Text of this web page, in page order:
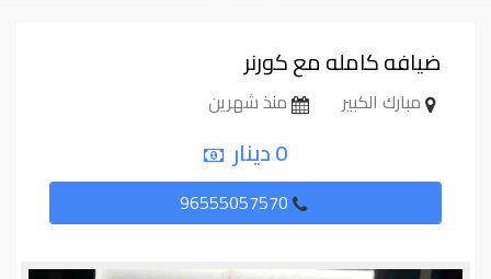
ضيافه كامله مع كورنر
مبارك الكبير منذ شهرين
0 دينار